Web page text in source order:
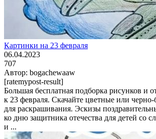
Картинки на 23 февраля
06.04.2023
707
Автор: bogachewaaw
[ratemypost-result]
Большая бесплатная подборка рисунков и
к 23 февраля. Скачайте цветные или
для раскрашивания. Эскизы
ко дню защитника отечества для детей со
и ...